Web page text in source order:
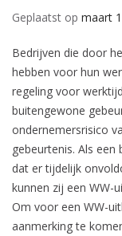
Geplaatst op maart
Bedrijven die door
hebben voor hun
regeling voor
buitengewone
ondernemersrisico
gebeurtenis. Als
dat er tijdelijk
kunnen zij een WW-
Om voor een WW-
aanmerking te